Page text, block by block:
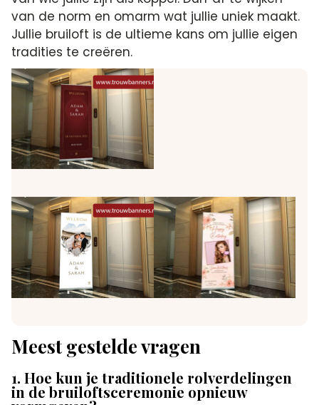
van de norm en omarm wat jullie uniek maakt.
Jullie bruiloft is de ultieme kans om jullie eigen
tradities te creëren.
Meest gestelde vragen
1. Hoe kun je traditionele rolverdelingen
in de bruiloftsceremonie opnieuw